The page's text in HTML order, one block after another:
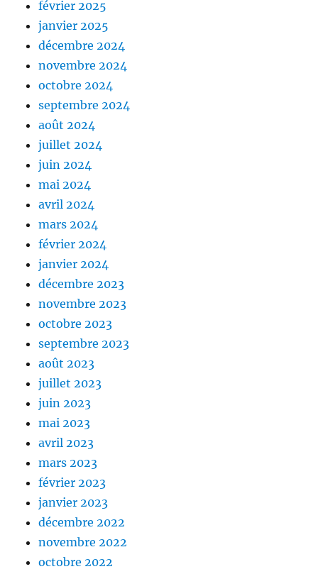
février 2025
janvier 2025
décembre 2024
novembre 2024
octobre 2024
septembre 2024
août 2024
juillet 2024
juin 2024
mai 2024
avril 2024
mars 2024
février 2024
janvier 2024
décembre 2023
novembre 2023
octobre 2023
septembre 2023
août 2023
juillet 2023
juin 2023
mai 2023
avril 2023
mars 2023
février 2023
janvier 2023
décembre 2022
novembre 2022
octobre 2022